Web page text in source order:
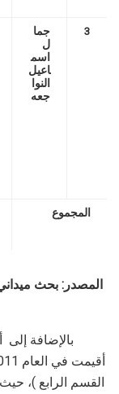
3
جما
ل
اسم
اعيل
النوا
جعه
المجموع
المصدر: بحث
بالإضافة إلى